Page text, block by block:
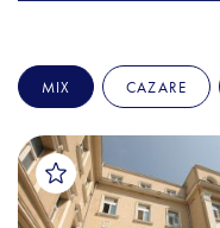
MIX CAZARE